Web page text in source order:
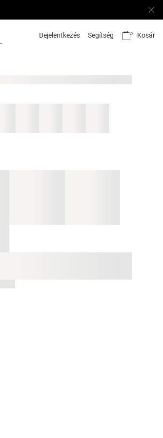
Bejelentkezés Segítség Kosár